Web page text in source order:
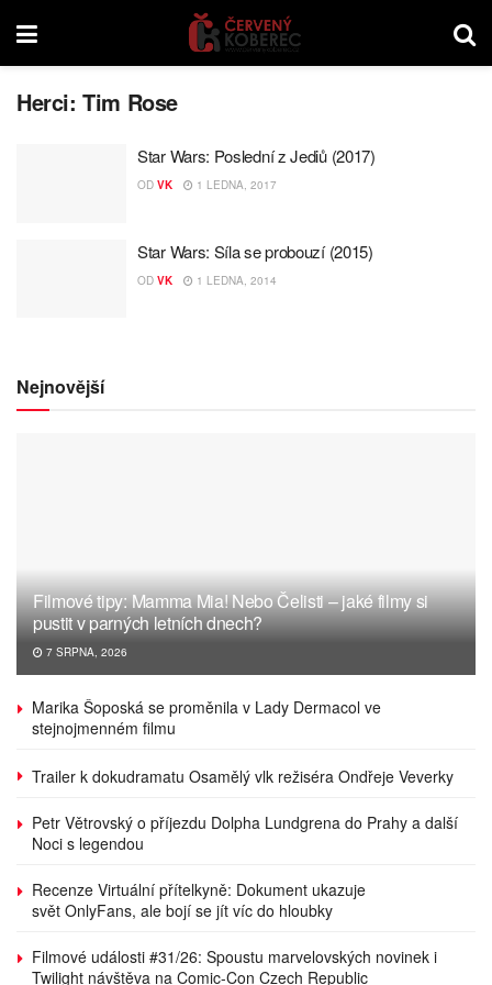
Herci:Tim Rose
Star Wars: Poslední z Jediů (2017)
OD VK 1 LEDNA, 2017
Star Wars: Síla se probouzí (2015)
OD VK 1 LEDNA, 2014
Nejnovější
Filmové tipy: Mamma Mia! Nebo Čelisti – jaké filmy si
pustit v parných letních dnech?
7 SRPNA, 2026
Marika Šoposká se proměnila v Lady Dermacol ve
stejnojmenném filmu
Trailer k dokudramatu Osamělý vlk režiséra Ondřeje Veverky
Petr Větrovský o příjezdu Dolpha Lundgrena do Prahy a další
Noci s legendou
Recenze Virtuální přítelkyně: Dokument ukazuje
svět OnlyFans, ale bojí se jít víc do hloubky
Filmové události #31/26: Spoustu marvelovských novinek i
Twilight návštěva na Comic-Con Czech Republic